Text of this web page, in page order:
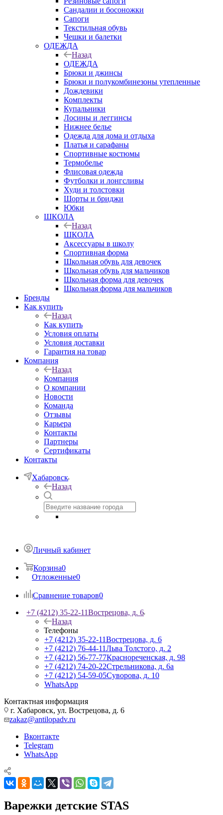
Сандалии и босоножки
Сапоги
Текстильная обувь
Чешки и балетки
ОДЕЖДА
Назад
ОДЕЖДА
Брюки и джинсы
Брюки и полукомбинезоны утепленные
Дождевики
Комплекты
Купальники
Лосины и леггинсы
Нижнее белье
Одежда для дома и отдыха
Платья и сарафаны
Спортивные костюмы
Термобелье
Флисовая одежда
Футболки и лонгсливы
Худи и толстовки
Шорты и бриджи
Юбки
ШКОЛА
Назад
ШКОЛА
Аксессуары в школу
Спортивная форма
Школьная обувь для девочек
Школьная обувь для мальчиков
Школьная форма для девочек
Школьная форма для мальчиков
Бренды
Как купить
Назад
Как купить
Условия оплаты
Условия доставки
Гарантия на товар
Компания
Назад
Компания
О компании
Новости
Команда
Отзывы
Карьера
Контакты
Партнеры
Сертификаты
Контакты
Хабаровск
Назад
Личный кабинет
Корзина0
Отложенные0
Сравнение товаров0
+7 (4212) 35-22-11Вострецова, д. 6
Назад
Телефоны
+7 (4212) 35-22-11Вострецова, д. 6
+7 (4212) 76-44-11Льва Толстого, д. 2
+7 (4212) 56-77-77Краснореченская, д. 98
+7 (4212) 74-20-22Стрельникова, д. 6а
+7 (4212) 54-59-05Суворова, д. 10
WhatsApp
Контактная информация
г. Хабаровск, ул. Вострецова, д. 6
zakaz@antilopadv.ru
Вконтакте
Telegram
WhatsApp
Варежки детские STAS